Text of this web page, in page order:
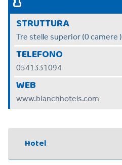
STRUTTURA
Tre stelle superior (0 camere )
TELEFONO
0541331094
WEB
www.bianchhotels.com
Hotel